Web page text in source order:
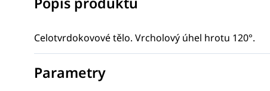
Celotvrdokovové tělo. Vrcholový úhel hrotu 120°.
Parametry